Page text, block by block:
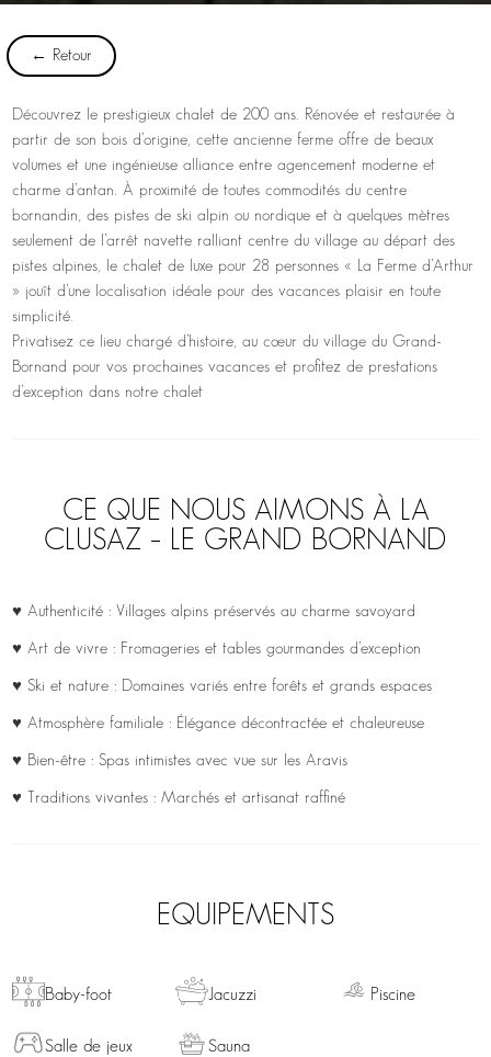
← Retour
Découvrez le prestigieux chalet de 200 ans. Rénovée et restaurée à
partir de son bois d’origine, cette ancienne ferme offre de beaux
volumes et une ingénieuse alliance entre agencement moderne et
charme d’antan. À proximité de toutes commodités du centre
bornandin, des pistes de ski alpin ou nordique et à quelques mètres
seulement de l’arrêt navette ralliant centre du village au départ des
pistes alpines, le chalet de luxe pour 28 personnes « La Ferme d’Arthur
» jouît d’une localisation idéale pour des vacances plaisir en toute
simplicité.
Privatisez ce lieu chargé d’histoire, au cœur du village du Grand-
Bornand pour vos prochaines vacances et profitez de prestations
d’exception dans notre chalet
CE QUE NOUS AIMONS À LA
CLUSAZ – LE GRAND BORNAND
♥ Authenticité : Villages alpins préservés au charme savoyard
♥ Art de vivre : Fromageries et tables gourmandes d’exception
♥ Ski et nature : Domaines variés entre forêts et grands espaces
♥ Atmosphère familiale : Élégance décontractée et chaleureuse
♥ Bien-être : Spas intimistes avec vue sur les Aravis
♥ Traditions vivantes : Marchés et artisanat raffiné
EQUIPEMENTS
Baby-foot Jacuzzi Piscine
Salle de jeux Sauna